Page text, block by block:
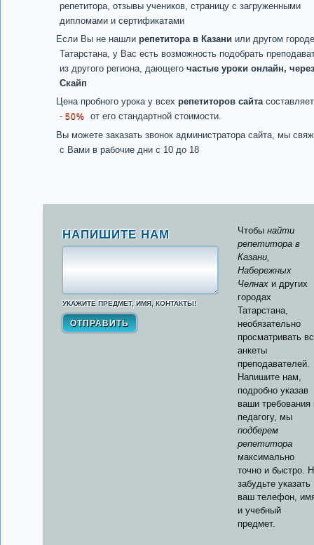
репетитора, отзывы учеников, страницу с загруженными
дипломами и сертификатами
Если Вы не нашли репетитора в Казани или другом городе
Татарстана, у Вас есть возможность подобрать
из другого региона, дающего частые уроки онлайн, через
Скайп
Цена пробного урока у всех репетиторов сайтасоставляет
- 50%
от его стандартной стоимости.
Вы можете заказать звонок администратора сайта, мы
с Вами в рабочие дни с 10 до 18
НАПИШИТЕ НАМ
УКАЖИТЕ ПРЕДМЕТ, ИМЯ, КОНТАКТЫ!
Чтобы найти
репетитора в
Казани,
Набережных
Челнах и других
городах
Татарстана,
необязательно
просматривать
анкеты
преподавателей.
Напишите нам,
подробно указав
ваши требования
педагогу, мы
подберем
репетитора
максимально
точно и быстро.
забудьте указать
ваш телефон,
и учебный
предмет.